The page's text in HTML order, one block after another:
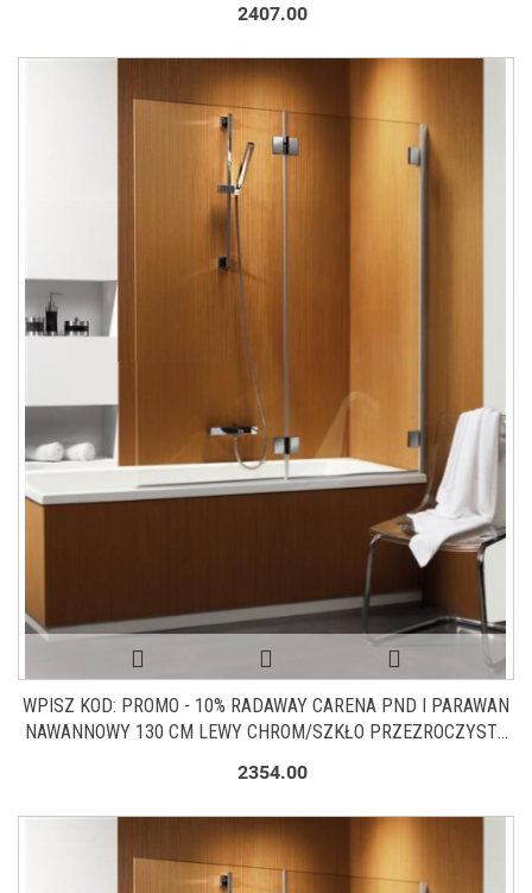
2407.00
WPISZ KOD: PROMO - 10% RADAWAY CARENA PND I PARAWAN
NAWANNOWY 130 CM LEWY CHROM/SZKŁO PRZEZROCZYSTE
2354.00